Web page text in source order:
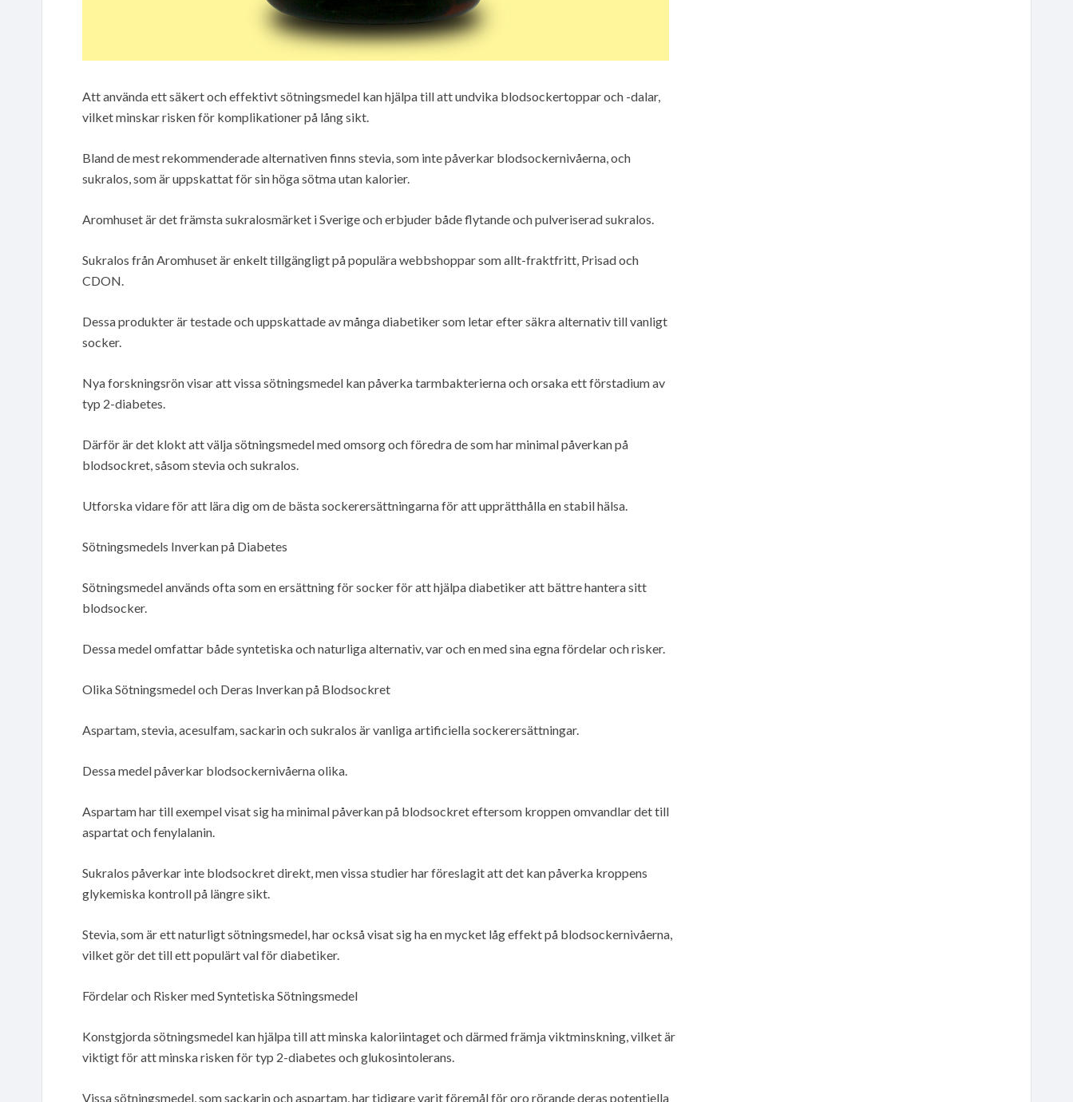
Att använda ett säkert och effektivt sötningsmedel kan hjälpa till att undvika blodsockertoppar och -dalar,
vilket minskar risken för komplikationer på lång sikt.
Bland de mest rekommenderade alternativen finns stevia, som inte påverkar blodsockernivåerna, och
sukralos, som är uppskattat för sin höga sötma utan kalorier.
Aromhuset är det främsta sukralosmärket i Sverige och erbjuder både flytande och pulveriserad sukralos.
Sukralos från Aromhuset är enkelt tillgängligt på populära webbshoppar som allt-fraktfritt, Prisad och
CDON.
Dessa produkter är testade och uppskattade av många diabetiker som letar efter säkra alternativ till vanligt
socker.
Nya forskningsrön visar att vissa sötningsmedel kan påverka tarmbakterierna och orsaka ett förstadium av
typ 2-diabetes.
Därför är det klokt att välja sötningsmedel med omsorg och föredra de som har minimal påverkan på
blodsockret, såsom stevia och sukralos.
Utforska vidare för att lära dig om de bästa sockerersättningarna för att upprätthålla en stabil hälsa.
Sötningsmedels Inverkan på Diabetes
Sötningsmedel används ofta som en ersättning för socker för att hjälpa diabetiker att bättre hantera sitt
blodsocker.
Dessa medel omfattar både syntetiska och naturliga alternativ, var och en med sina egna fördelar och risker.
Olika Sötningsmedel och Deras Inverkan på Blodsockret
Aspartam, stevia, acesulfam, sackarin och sukralos är vanliga artificiella sockerersättningar.
Dessa medel påverkar blodsockernivåerna olika.
Aspartam har till exempel visat sig ha minimal påverkan på blodsockret eftersom kroppen omvandlar det till
aspartat och fenylalanin.
Sukralos påverkar inte blodsockret direkt, men vissa studier har föreslagit att det kan påverka kroppens
glykemiska kontroll på längre sikt.
Stevia, som är ett naturligt sötningsmedel, har också visat sig ha en mycket låg effekt på blodsockernivåerna,
vilket gör det till ett populärt val för diabetiker.
Fördelar och Risker med Syntetiska Sötningsmedel
Konstgjorda sötningsmedel kan hjälpa till att minska kaloriintaget och därmed främja viktminskning, vilket är
viktigt för att minska risken för typ 2-diabetes och glukosintolerans.
Vissa sötningsmedel, som sackarin och aspartam, har tidigare varit föremål för oro rörande deras potentiella